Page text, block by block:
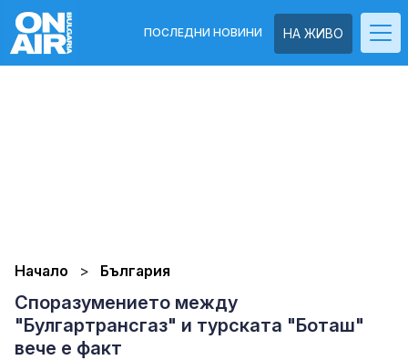
НА ЖИВО
ПОСЛЕДНИ НОВИНИ
Начало България
Споразумението между
"Булгартрансгаз" и турската "Боташ"
вече е факт